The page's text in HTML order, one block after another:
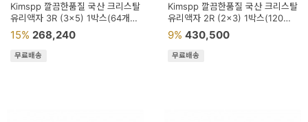
Kimspp 깔끔한품질 국산 크리스탈
유리액자 3R (3x5) 1박스(64개)
사진 그림 액자
15% 268,240
무료배송
Kimspp 깔끔한품질 국산 크리스탈
유리액자 2R (2x3) 1박스(120개)
사진 그림 포토 액자
9% 430,500
무료배송